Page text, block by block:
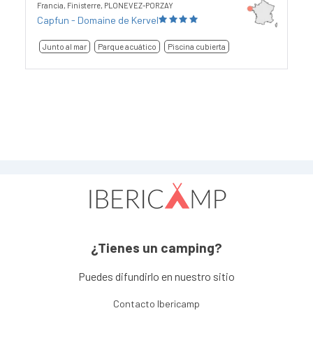
Francia, Finisterre, PLONEVEZ-PORZAY
Capfun - Domaine de Kervel
Junto al mar Parque acuático Piscina cubierta
¿Tienes un camping?
Puedes difundirlo en nuestro sitio
Contacto Ibericamp